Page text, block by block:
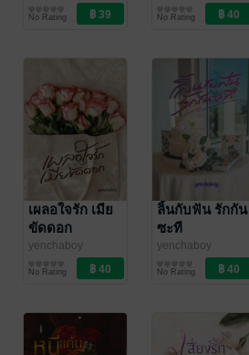
นิยายรักวัยรุ่น
No Rating No Rating
เผลอใจรัก เมีย
ขัดดอก
yenchaboy
นิยายรักวัยรุ่น
No Rating
ลิ้นกับฟัน รักกัน
ซะที
yenchaboy
นิยายรักวัยรุ่น
No Rating